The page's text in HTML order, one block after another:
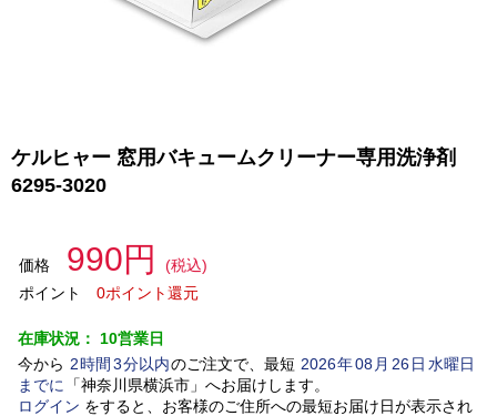
ケルヒャー 窓用バキュームクリーナー専用洗浄剤
6295-3020
価格 990円
(税込)
ポイント
0ポイント還元
在庫状況： 10営業日
今から 2時間 3分以内のご注文で、最短 2026年08 月 26日水曜日
までに
「神奈川県横浜市」 へお届けします。
ログイン をすると、お客様のご住所への最短お届け日が表示され